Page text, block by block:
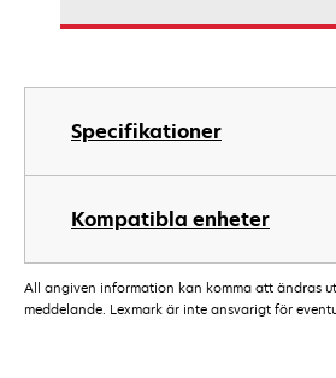
Specifikationer
Kompatibla enheter
All angiven information kan komma att ändras
meddelande. Lexmark är inte ansvarigt för